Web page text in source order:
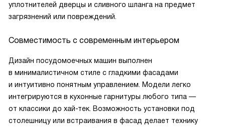
уплотнителей дверцы и сливного шланга на предмет
загрязнений или повреждений.
Совместимость с современным интерьером
Дизайн посудомоечных машин выполнен
в минималистичном стиле с гладкими фасадами
и интуитивно понятным управлением. Модели легко
интегрируются в кухонные гарнитуры любого типа —
от классики до хай-тек. Возможность установки под
столешницу или встраивания в фасад делает технику